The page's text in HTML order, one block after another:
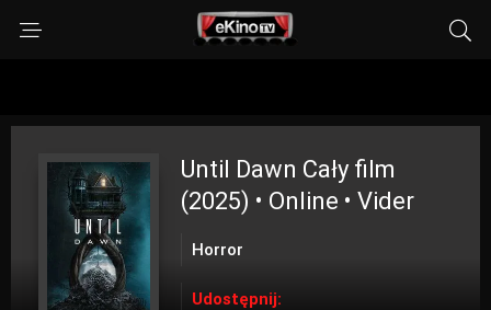
Until Dawn Cały film
(2025) • Online • Vider
Horror
Udostępnij: